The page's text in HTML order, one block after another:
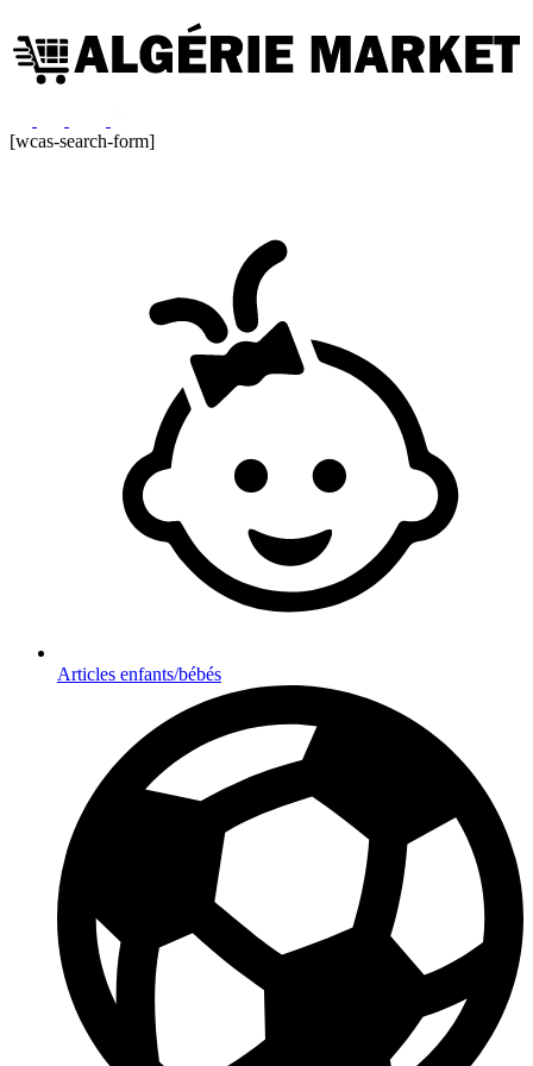
[wcas-search-form]
Articles enfants/bébés